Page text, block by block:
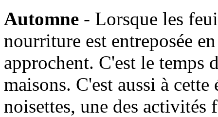
Automne - Lorsque les
nourriture est entreposée
approchent. C'est le temps
maisons. C'est aussi à
noisettes, une des